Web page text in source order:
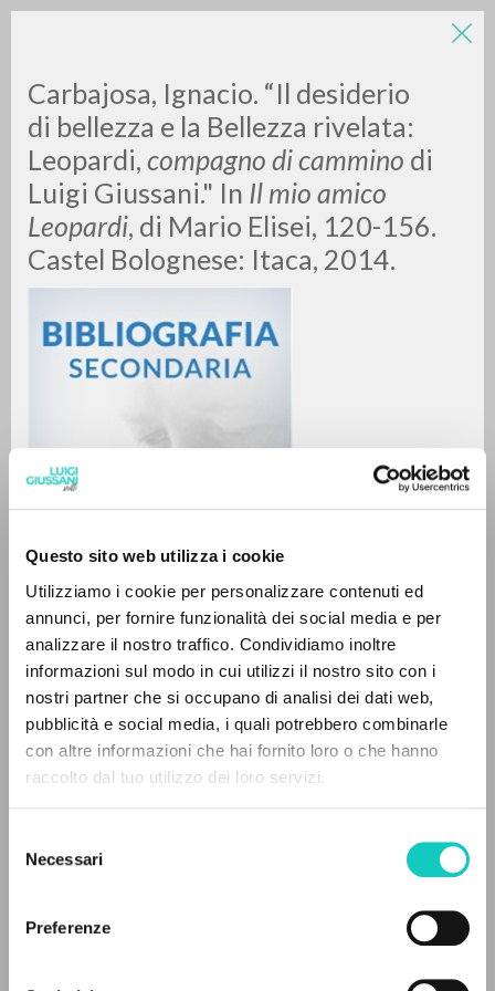
Questo sito web utilizza i cookie
Utilizziamo i cookie per personalizzare contenuti ed
annunci, per fornire funzionalità dei social media e per
analizzare il nostro traffico. Condividiamo inoltre
informazioni sul modo in cui utilizzi il nostro sito con i
nostri partner che si occupano di analisi dei dati web,
pubblicità e social media, i quali potrebbero combinarle
con altre informazioni che hai fornito loro o che hanno
raccolto dal tuo utilizzo dei loro servizi.
delNecessari
Preferenze
Carbajosa, Ignacio. “Il desiderio
di bellezza e la Bellezza rivelata:
Leopardi, compagno di cammino di
Luigi Giussani." In Il mio amico
Leopardi, di Mario Elisei, 120-156.
Castel Bolognese: Itaca, 2014.
Carbajosa IgnacioAutor
Itaca
Italiano
03/04/2024
BÚSQUEDA AVANZADA »
0DOCUMENTOS ENCONTRADOS
EL PROYECTO
voces bibliográficas, textos íntegros en 5